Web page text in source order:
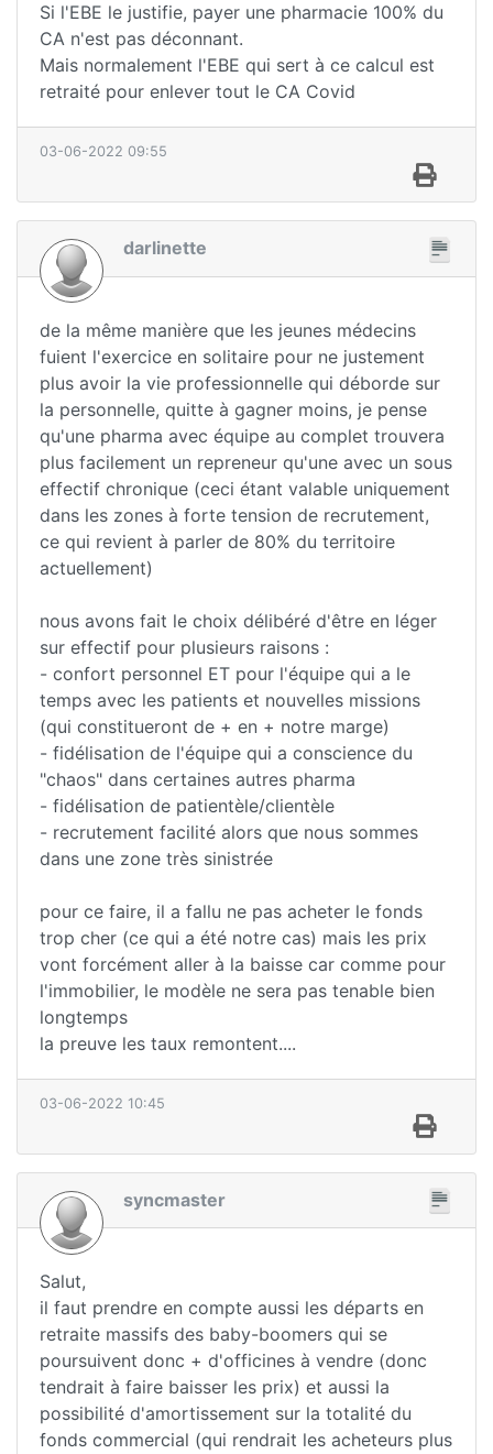
Si l'EBE le justifie, payer une pharmacie 100% du
CA n'est pas déconnant.
Mais normalement l'EBE qui sert à ce calcul est
retraité pour enlever tout le CA Covid
03-06-2022 09:55
darlinette
de la même manière que les jeunes médecins
fuient l'exercice en solitaire pour ne justement
plus avoir la vie professionnelle qui déborde sur
la personnelle, quitte à gagner moins, je pense
qu'une pharma avec équipe au complet trouvera
plus facilement un repreneur qu'une avec un sous
effectif chronique (ceci étant valable uniquement
dans les zones à forte tension de recrutement,
ce qui revient à parler de 80% du territoire
actuellement)
nous avons fait le choix délibéré d'être en léger
sur effectif pour plusieurs raisons :
- confort personnel ET pour l'équipe qui a le
temps avec les patients et nouvelles missions
(qui constitueront de + en + notre marge)
- fidélisation de l'équipe qui a conscience du
"chaos" dans certaines autres pharma
- fidélisation de patientèle/clientèle
- recrutement facilité alors que nous sommes
dans une zone très sinistrée
pour ce faire, il a fallu ne pas acheter le fonds
trop cher (ce qui a été notre cas) mais les prix
vont forcément aller à la baisse car comme pour
l'immobilier, le modèle ne sera pas tenable bien
longtemps
la preuve les taux remontent....
03-06-2022 10:45
syncmaster
Salut,
il faut prendre en compte aussi les départs en
retraite massifs des baby-boomers qui se
poursuivent donc + d'officines à vendre (donc
tendrait à faire baisser les prix) et aussi la
possibilité d'amortissement sur la totalité du
fonds commercial (qui rendrait les acheteurs plus